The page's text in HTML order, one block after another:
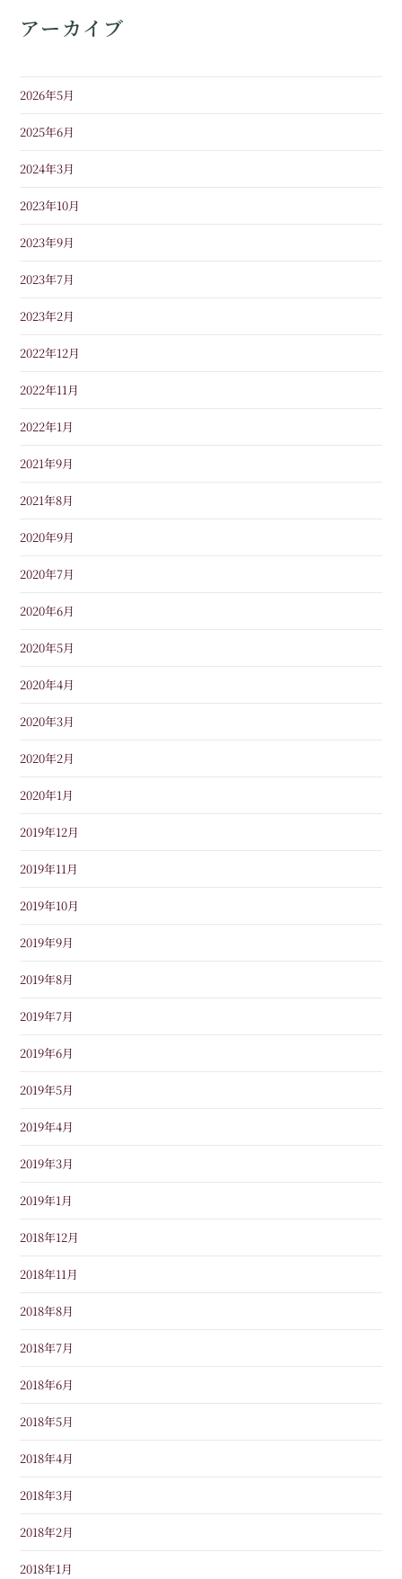
アーカイブ
2026年5月
2025年6月
2024年3月
2023年10月
2023年9月
2023年7月
2023年2月
2022年12月
2022年11月
2022年1月
2021年9月
2021年8月
2020年9月
2020年7月
2020年6月
2020年5月
2020年4月
2020年3月
2020年2月
2020年1月
2019年12月
2019年11月
2019年10月
2019年9月
2019年8月
2019年7月
2019年6月
2019年5月
2019年4月
2019年3月
2019年1月
2018年12月
2018年11月
2018年8月
2018年7月
2018年6月
2018年5月
2018年4月
2018年3月
2018年2月
2018年1月